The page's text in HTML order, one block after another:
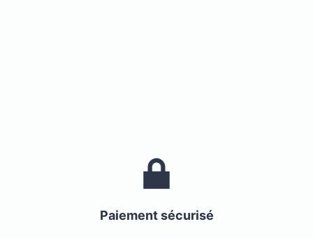
Paiement sécurisé